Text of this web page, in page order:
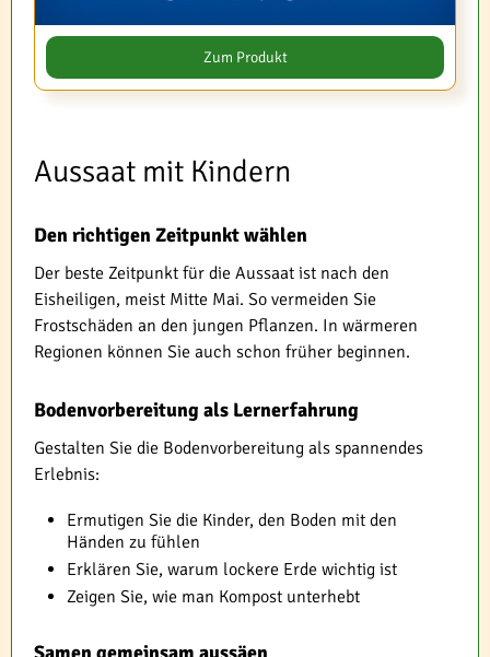
Zum Produkt
Aussaat mit Kindern
Den richtigen Zeitpunkt wählen
Der beste Zeitpunkt für die Aussaat ist nach den
Eisheiligen, meist Mitte Mai. So vermeiden Sie
Frostschäden an den jungen Pflanzen. In wärmeren
Regionen können Sie auch schon früher beginnen.
Bodenvorbereitung als Lernerfahrung
Gestalten Sie die Bodenvorbereitung als spannendes
Erlebnis:
Ermutigen Sie die Kinder, den Boden mit den
Händen zu fühlen
Erklären Sie, warum lockere Erde wichtig ist
Zeigen Sie, wie man Kompost unterhebt